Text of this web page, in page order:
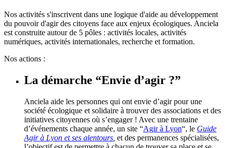
Principales
actions
Nos activités s'inscrivent dans une logique d'aide au développement
du pouvoir d'agir des citoyens face aux enjeux écologiques. Anciela
est construite autour de 5 pôles : activités locales, activités
numériques, activités internationales, recherche et formation.
Nos actions :
La démarche “Envie d’agir ?”
Anciela aide les personnes qui ont envie d’agir pour une
société écologique et solidaire à trouver des associations et des
initiatives citoyennes où s’engager ! Avec une trentaine
d’événements chaque année, un site “Agir à Lyon“, le Guide
Agir à Lyon et ses alentours et des permanences spécialisées,